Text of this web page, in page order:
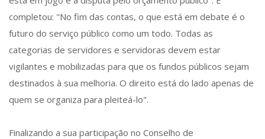
completou: "No fim das contas, o que está em debate é o
futuro do serviço público como um todo. Todas as
categorias de servidores e servidoras devem estar
vigilantes e mobilizadas para que os fundos públicos sejam
destinados à sua melhoria. O direito está do lado apenas de
quem se organiza para pleiteá-lo".
Finalizando a sua participação no Conselho de